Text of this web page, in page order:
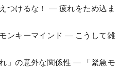
つけるな！ ― 疲れをため込ま
ンキーマインド ― こうして雑
れ」の意外な関係性 ― 「緊急モ